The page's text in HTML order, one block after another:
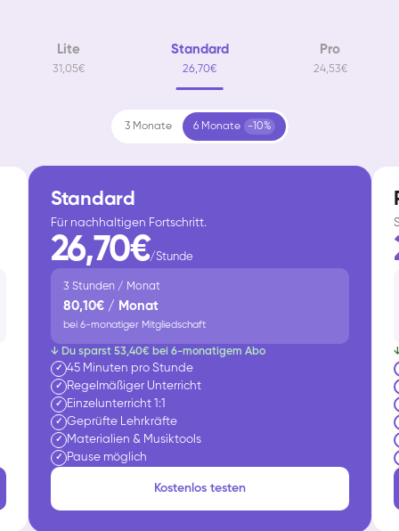
Lite
31,05€
Standard
26,70€
Pro
24,53€
3 Monate 6 Monate -10%
Standard
Für nachhaltigen Fortschritt.
26,70€/Stunde
3 Stunden / Monat
80,10€ / Monat
bei 6-monatiger Mitgliedschaft
↓ Du sparst 53,40€ bei 6-monatigem Abo
✓ 45 Minuten pro Stunde
✓ Regelmäßiger Unterricht
✓ Einzelunterricht 1:1
✓ Geprüfte Lehrkräfte
✓ Materialien & Musiktools
✓ Pause möglich
Kostenlos testen